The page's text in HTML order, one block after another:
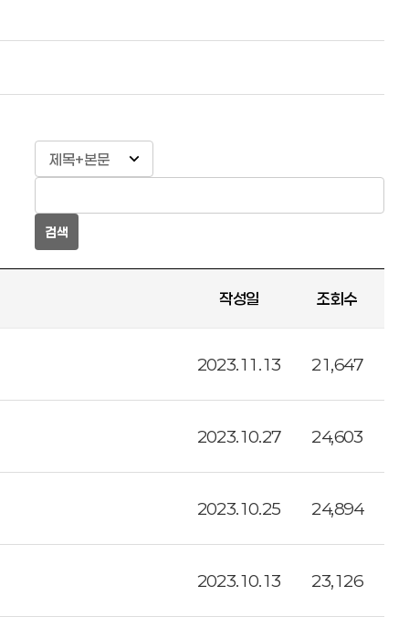
검색
작성일 조회수
2023.11.13 21,647
2023.10.27 24,603
2023.10.25 24,894
2023.10.13 23,126